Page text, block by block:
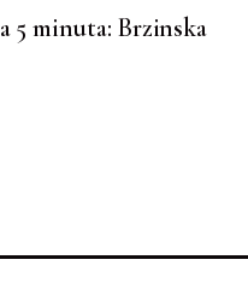
5 minuta: Brzinska